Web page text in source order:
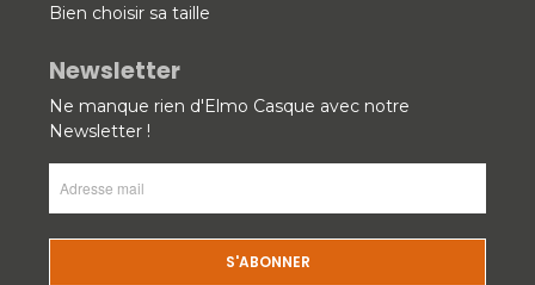
Bien choisir sa taille
Newsletter
Ne manque rien d'Elmo Casque avec notre
Newsletter !
(Nécessaire)
CAPTCHA